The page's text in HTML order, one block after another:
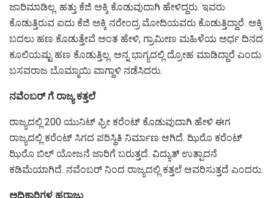
ಜಾರಿಮಾಡಿಲ್ಲ. ಹತ್ತು ಕೆಜಿ ಅಕ್ಕಿ ಕೊಡುವುದಾಗಿ ಹೇಳಿದ್ದರು. ಇವರು
ಕೊಡುತ್ತಿರುವ ಐದು ಕೆಜಿ ಅಕ್ಕಿ ನರೇಂದ್ರ ಮೋದಿಯವರು ಕೊಡುತ್ತಿದ್ದಾರೆ. ಅಕ್ಕಿ
ಬದಲು ಹಣ ಕೊಡುತ್ತೇವೆ ಅಂತ ಹೇಳಿ, ಗ್ರಾಮೀಣ ಮಹಿಳೆಯ ಅರ್ಧ ದಿನದ
ಕೂಲಿಯಷ್ಟು ಹಣ ಕೊಡುತ್ತಿಲ್ಲ. ಅನ್ನ ಭಾಗ್ಯದಲ್ಲಿ ದ್ರೋಹ ಮಾಡಿದ್ದಾರೆ ಎಂದು
ಬಸವರಾಜ ಬೊಮ್ಮಾಯಿ ವಾಗ್ದಾಳಿ ನಡೆಸಿದರು.
ನವೆಂಬರ್ ಗೆ ರಾಜ್ಯ ಕತ್ತಲೆ
ರಾಜ್ಯದಲ್ಲಿ 200 ಯುನಿಟ್ ಫ್ರೀ ಕರೆಂಟ್ ಕೊಡುವುದಾಗಿ ಹೇಳಿ ಈಗ
ರಾಜ್ಯದಲ್ಲಿ ಕರೆಂಟ್ ಸಿಗದ ಪರಿಸ್ಥಿತಿ ನಿರ್ಮಾಣ ಆಗಿದೆ. ಝಿರೊ ಕರೆಂಟ್
ಝಿರೊ ಬಿಲ್ ಯೋಜನೆ ಜಾರಿಗೆ ಬರುತ್ತದೆ. ವಿದ್ಯುತ್ ಉತ್ಪಾದನೆ
ಕಡಿಮೆಯಾಗಿದೆ. ನವೆಂಬರ್ ನಿಂದ ರಾಜ್ಯದಲ್ಲಿ ಕತ್ತಲೆ ಆವರಿಸುತ್ತದೆ ಎಂದರು.
ಅಧಿಕಾರಿಗಳ ಹರಾಜು